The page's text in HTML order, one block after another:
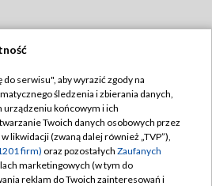
TVP
TVP
prywatności
Moje zgody
serwisu", aby wyrazić zgody na
śledzenia i zbierania danych,
urządzeniu końcowym i ich
Twoich danych osobowych przez
likwidacji (zwaną dalej również „TVP”),
firm) oraz pozostałych Zaufanych
marketingowych (w tym do
reklam do Twoich zainteresowań i